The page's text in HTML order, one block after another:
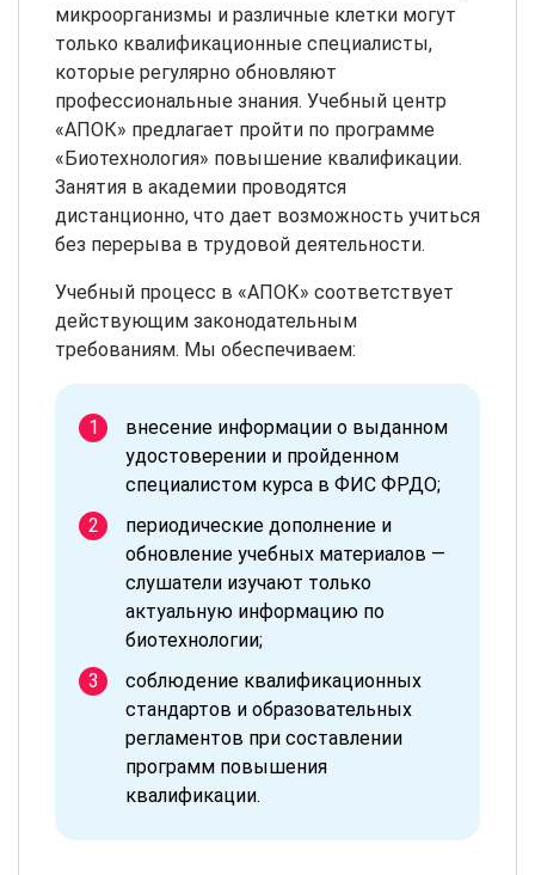
микроорганизмы и различные клетки могут
только квалификационные специалисты,
которые регулярно обновляют
профессиональные знания. Учебный центр
«АПОК» предлагает пройти по программе
«Биотехнология» повышение квалификации.
Занятия в академии проводятся
дистанционно, что дает возможность учиться
без перерыва в трудовой деятельности.
Учебный процесс в «АПОК» соответствует
действующим законодательным
требованиям. Мы обеспечиваем:
внесение информации о выданном
удостоверении и пройденном
специалистом курса в ФИС ФРДО;
периодические дополнение и
обновление учебных материалов —
слушатели изучают только
актуальную информацию по
биотехнологии;
соблюдение квалификационных
стандартов и образовательных
регламентов при составлении
программ повышения
квалификации.